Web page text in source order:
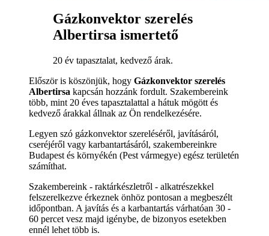
Gázkonvektor szerelés
Albertirsa ismertető
20 év tapasztalat, kedvező árak.
Először is köszönjük, hogy Gázkonvektor szerelés
Albertirsa kapcsán hozzánk fordult. Szakembereink
több, mint 20 éves tapasztalattal a hátuk mögött és
kedvező árakkal állnak az Ön rendelkezésére.
Legyen szó gázkonvektor szereléséről, javításáról,
cseréjéről vagy karbantartásáról, szakembereinkre
Budapest és környékén (Pest vármegye) egész területén
számíthat.
Szakembereink - raktárkészletről - alkatrészekkel
felszerelkezve érkeznek önhöz pontosan a megbeszélt
időpontban. A javítás és a karbantartás várhatóan 30 -
60 percet vesz majd igénybe, de bizonyos esetekben
ennél lehet több is.